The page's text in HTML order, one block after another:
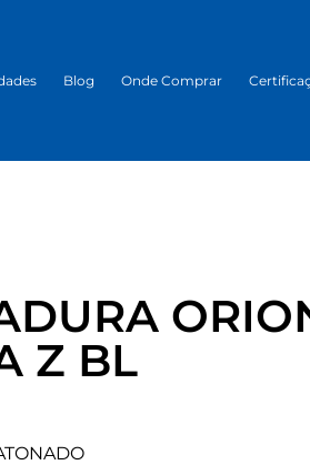
Blog Onde Comprar
Z BL